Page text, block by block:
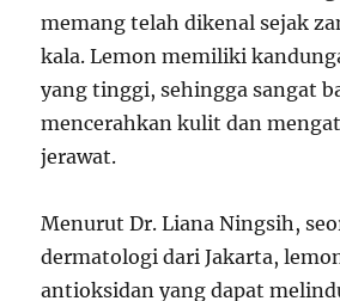
memang telah dikenal sejak
kala. Lemon memiliki
yang tinggi, sehingga sangat
mencerahkan kulit dan
jerawat.
Menurut Dr. Liana Ningsih,
dermatologi dari Jakarta,
antioksidan yang dapat